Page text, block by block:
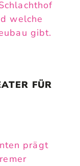
welche
gibt.
FÜR
prägt